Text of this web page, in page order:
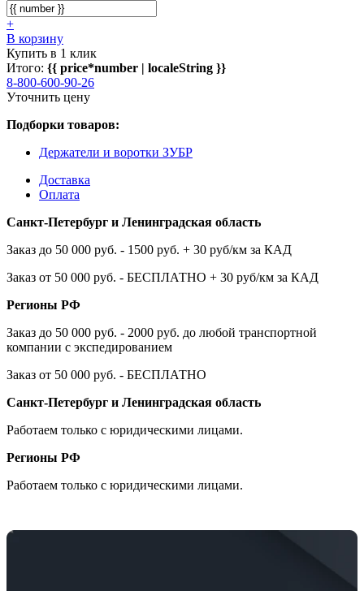
+
В корзину
Купить в 1 клик
Итого: {{ price*number | localeString }}
8-800-600-90-26
Уточнить цену
Подборки товаров:
Держатели и воротки ЗУБР
Доставка
Оплата
Санкт-Петербург и Ленинградская область
Заказ до 50 000 руб. - 1500 руб. + 30 руб/км за КАД
Заказ от 50 000 руб. - БЕСПЛАТНО + 30 руб/км за КАД
Регионы РФ
Заказ до 50 000 руб. - 2000 руб. до любой транспортной
компании с экспедированием
Заказ от 50 000 руб. - БЕСПЛАТНО
Санкт-Петербург и Ленинградская область
Работаем только с юридическими лицами.
Регионы РФ
Работаем только с юридическими лицами.